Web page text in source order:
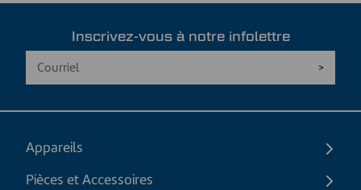
Inscrivez-vous à notre infolettre
Appareils
Pièces et Accessoires